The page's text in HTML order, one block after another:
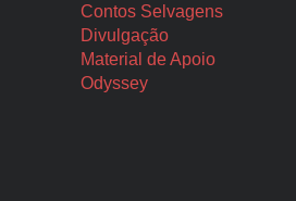
Contos Selvagens
Divulgação
Material de Apoio
Odyssey